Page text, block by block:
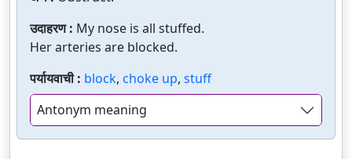
उदाहरण : My nose is all stuffed.
Her arteries are blocked.
पर्यायवाची : block, choke up, stuff
Antonym meaning